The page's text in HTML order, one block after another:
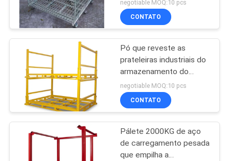
esportes
Cremalheiras de
exposição da roupa
22
Lockable de aço Mesh
Pallet Cage
negotiable MOQ:10 pcs
CONTATO
Pó que reveste as
prateleiras industriais do
armazenamento do
armazém que dobram
cremalheiras do
armazenamento material
negotiable MOQ:10 pcs
CONTATO
Pálete 2000KG de aço
de carregamento pesada
que empilha a